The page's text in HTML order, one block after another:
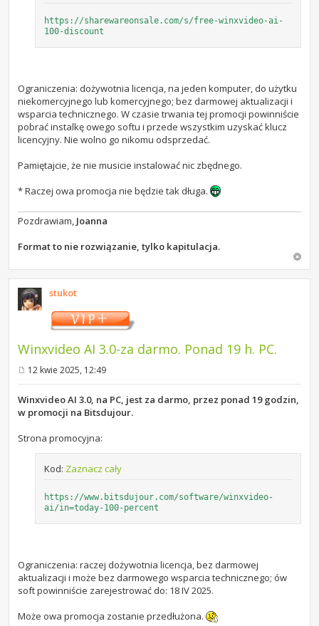
https://sharewareonsale.com/s/free-winxvideo-ai-
100-discount
Ograniczenia: dożywotnia licencja, na jeden komputer, do użytku
niekomercyjnego lub komercyjnego; bez darmowej aktualizacji i
wsparcia technicznego. W czasie trwania tej promocji powinniście
pobrać instalkę owego softu i przede wszystkim uzyskać klucz
licencyjny. Nie wolno go nikomu odsprzedać.
Pamiętajcie, że nie musicie instalować nic zbędnego.
* Raczej owa promocja nie będzie tak długa.
Pozdrawiam, Joanna
Format to nie rozwiązanie, tylko kapitulacja.
stukot
Winxvideo AI 3.0-za darmo. Ponad 19 h. PC.
o
s
12 kwie 2025, 12:49
Winxvideo AI 3.0, na PC, jest za darmo, przez ponad 19 godzin,
w promocji na Bitsdujour.
Strona promocyjna:
Kod: Zaznacz cały
https://www.bitsdujour.com/software/winxvideo-
ai/in=today-100-percent
Ograniczenia: raczej dożywotnia licencja, bez darmowej
aktualizacji i może bez darmowego wsparcia technicznego; ów
soft powinniście zarejestrować do: 18 IV 2025.
Może owa promocja zostanie przedłużona.